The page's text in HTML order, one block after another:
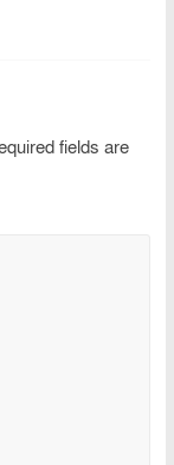
fields are